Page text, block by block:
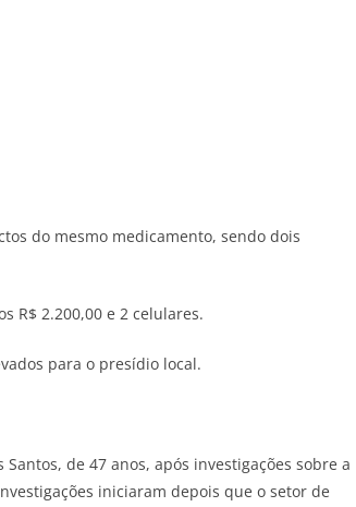
do mesmo medicamento, sendo dois
R$ 2.200,00 e 2 celulares.
para o presídio local.
de 47 anos, após investigações sobre a
iniciaram depois que o setor de